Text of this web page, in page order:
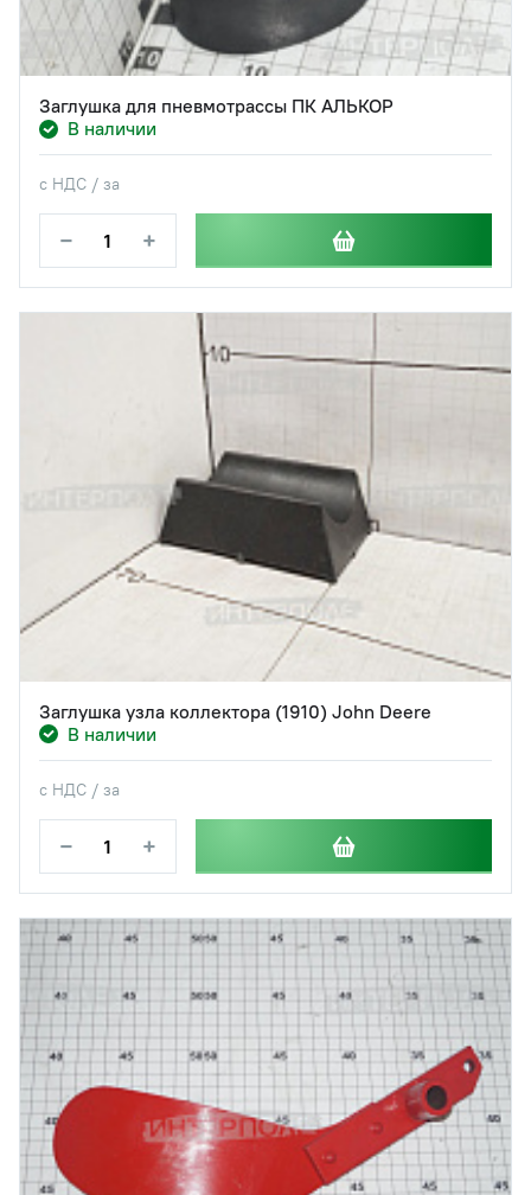
Заглушка для пневмотрассы ПК АЛЬКОР
В наличии
с НДС / за
− +
Заглушка узла коллектора (1910) John Deere
В наличии
с НДС / за
− +